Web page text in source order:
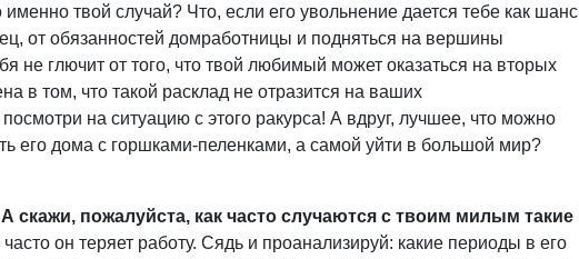
именно твой случай? Что, если его увольнение дается тебе как шанс
от обязанностей домработницы и подняться на вершины
не глючит от того, что твой любимый может оказаться на вторых
в том, что такой расклад не отразится на ваших
на ситуацию с этого ракурса! А вдруг, лучшее, что можно
его дома с горшками-пеленками, а самой уйти в большой мир?
скажи, пожалуйста, как часто случаются с твоим милым такие
часто он теряет работу. Сядь и проанализируй: какие периоды в его